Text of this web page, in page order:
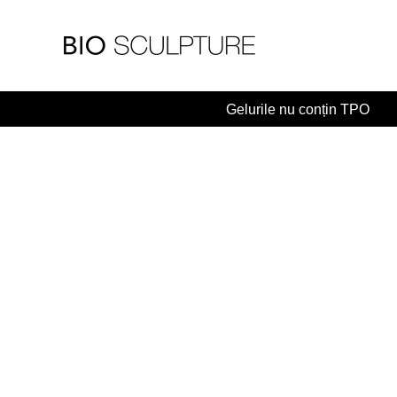
Gelurile nu conțin TPO